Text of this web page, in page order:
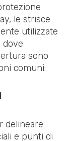
le strisce
utilizzate
dove
sono
comuni:
delineare
e punti di